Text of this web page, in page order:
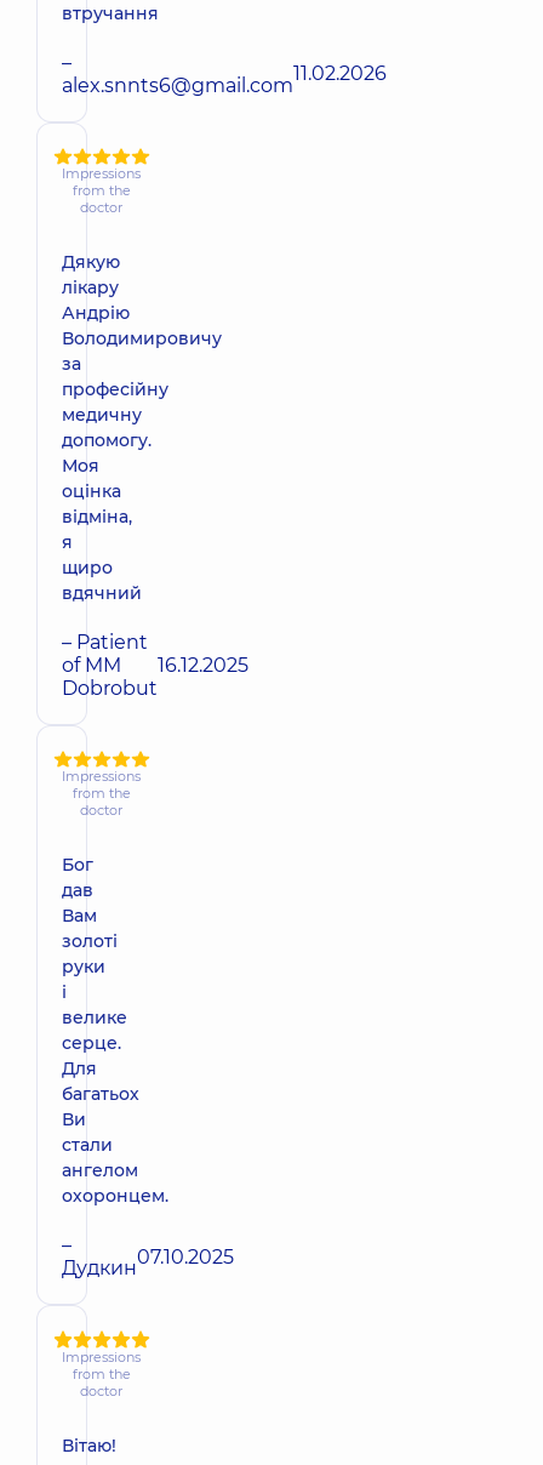
втручання
–
alex.snnts6@gmail.com11.02.2026
Impressions
from the
doctor
Дякую
лікару
Андрію
Володимировичу
за
професійну
медичну
допомогу.
Моя
оцінка
відміна,
я
щиро
вдячний
– Patient
of MM
Dobrobut
16.12.2025
Impressions
from the
doctor
Бог
дав
Вам
золоті
руки
і
велике
серце.
Для
багатьох
Ви
стали
ангелом
охоронцем.
–
Дудкин07.10.2025
Impressions
from the
doctor
Вітаю!